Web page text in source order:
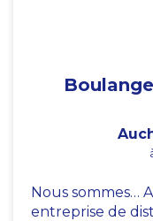
Nous sommes…
entreprise de